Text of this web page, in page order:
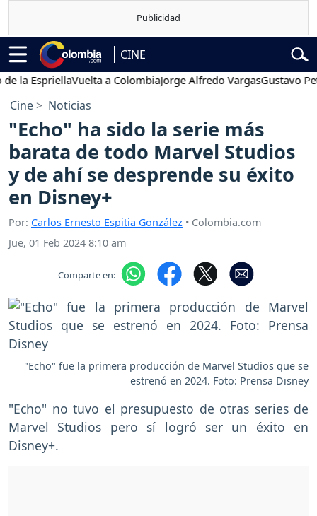
CINE
Vuelta a ColombiaJorge Alfredo VargasGustavo Petro
Cine Noticias
"Echo" ha sido la serie más
barata de todo Marvel Studios
y de ahí se desprende su éxito
en Disney+
Por: Carlos Ernesto Espitia González • Colombia.com
Jue, 01 Feb 2024 8:10 am
Comparte en:
"Echo" fue la primera producción de Marvel Studios que se
estrenó en 2024. Foto: Prensa Disney
"Echo" no tuvo el presupuesto de otras series de
Marvel Studios pero sí logró ser un éxito en
Disney+.